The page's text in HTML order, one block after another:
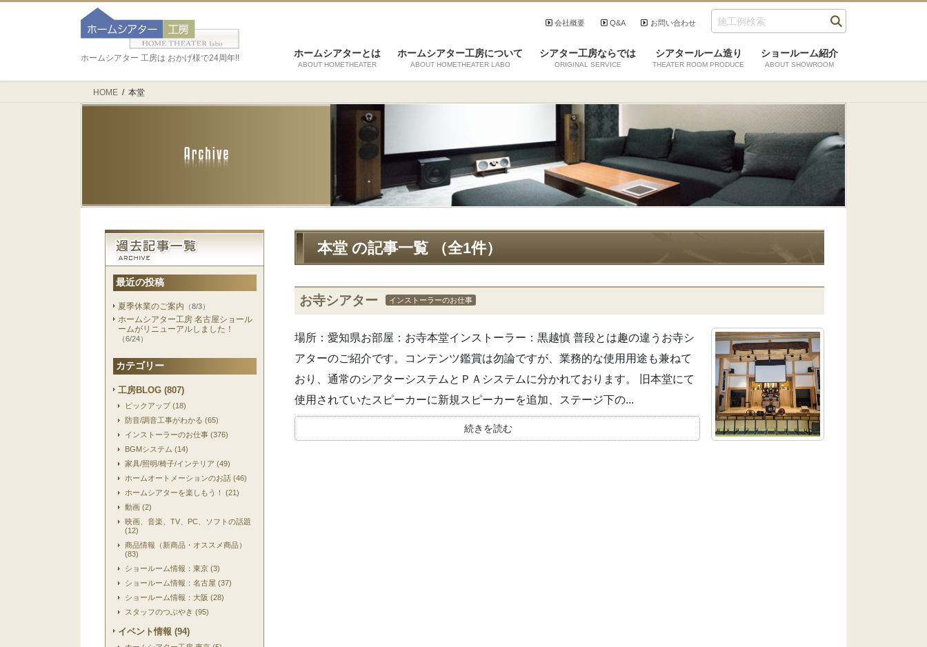
お問い合わせ
Q&A
会社概要
ホームシアター 工房は おかげ様で24周年!! ホームシアターとは
ABOUT HOMETHEATER
ホームシアター工房について
ABOUT HOMETHEATER LABO
シアター工房ならでは
ORIGINAL SERVICE
シアタールーム造り
THEATER ROOM PRODUCE
ショールーム紹介
ABOUT SHOWROOM
HOME 本堂
最近の投稿
夏季休業のご案内 （8/3）
ホームシアター工房 名古屋ショール
ームがリニューアルしました！
（6/24）
カテゴリー
工房BLOG (807)
ピックアップ (18)
防音/調音工事がわかる (65)
インストーラーのお仕事 (376)
BGMシステム (14)
家具/照明/椅子/インテリア (49)
ホームオートメーションのお話 (46)
ホームシアターを楽しもう！ (21)
動画 (2)
映画、音楽、TV、PC、ソフトの話題
(12)
商品情報（新商品・オススメ商品）
(83)
ショールーム情報：東京 (3)
ショールーム情報：名古屋 (37)
ショールーム情報：大阪 (28)
スタッフのつぶやき (95)
イベント情報 (94)
本堂 の記事一覧 （全1件）
お寺シアター インストーラーのお仕事
場所：愛知県お部屋：お寺本堂インストーラー：黒越慎 普段とは趣の違うお寺シ
アターのご紹介です。コンテンツ鑑賞は勿論ですが、業務的な使用用途も兼ねて
おり、通常のシアターシステムとＰＡシステムに分かれております。 旧本堂にて
使用されていたスピーカーに新規スピーカーを追加、ステージ下の...
続きを読む